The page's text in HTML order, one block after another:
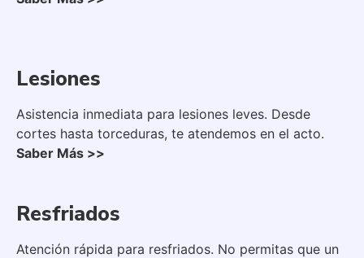
Lesiones
Asistencia inmediata para lesiones leves. Desde
cortes hasta torceduras, te atendemos en el acto.
Saber Más >>
Resfriados
Atención rápida para resfriados. No permitas que un